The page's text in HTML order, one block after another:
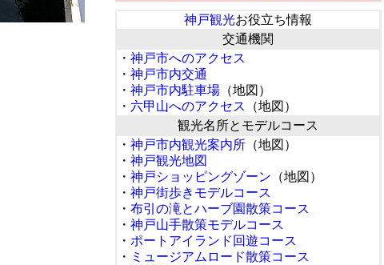
神戸観光お役立ち情報
交通機関
・ 神戸市へのアクセス
・ 神戸市内交通
・ 神戸市内駐車場 （地図）
・ 六甲山へのアクセス
（地図）
観光名所とモデルコース
・ 神戸市内観光案内所 （地図）
・ 神戸観光地図
・ 神戸ショッピングゾーン （地図）
・ 神戸街歩きモデルコース
・ 布引の滝とハーブ園散策コース
・ 神戸山手散策モデルコース
・ ポートアイランド回遊コース
・ ミュージアムロード散策コース